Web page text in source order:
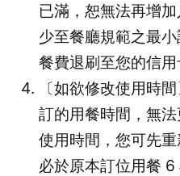
已滿，恕無法再增
少至餐廳規範之最
餐費退刷至您的信用
〔如欲修改使用時
訂的用餐時間，無
使用時間，您可先
必於原本訂位用餐